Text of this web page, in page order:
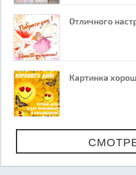
Отличного
Картинка